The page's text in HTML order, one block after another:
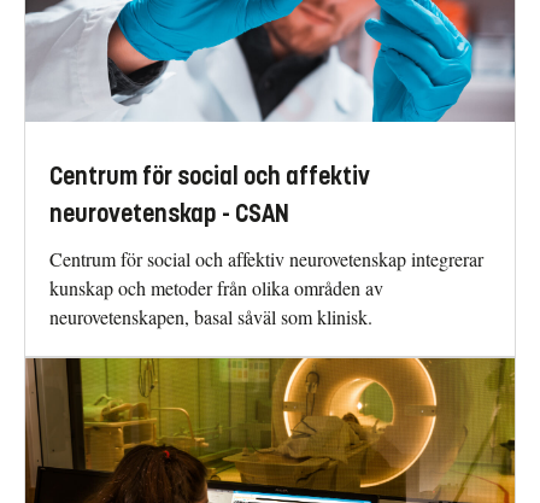
Centrum för social och affektiv
neurovetenskap - CSAN
Centrum för social och affektiv neurovetenskap integrerar
kunskap och metoder från olika områden av
neurovetenskapen, basal såväl som klinisk.